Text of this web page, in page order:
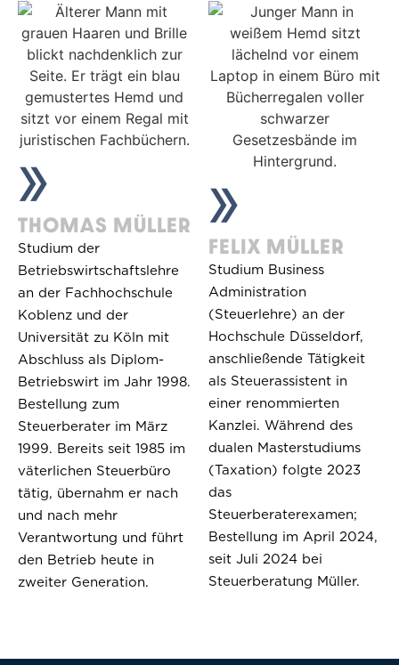
»
THOMAS MÜLLER
Studium der
Betriebswirtschaftslehre
an der Fachhochschule
Koblenz und der
Universität zu Köln mit
Abschluss als Diplom-
Betriebswirt im Jahr 1998.
Bestellung zum
Steuerberater im März
1999. Bereits seit 1985 im
väterlichen Steuerbüro
tätig, übernahm er nach
und nach mehr
Verantwortung und führt
den Betrieb heute in
zweiter Generation.
»
FELIX MÜLLER
Studium Business
Administration
(Steuerlehre) an der
Hochschule Düsseldorf,
anschließende Tätigkeit
als Steuerassistent in
einer renommierten
Kanzlei. Während des
dualen Masterstudiums
(Taxation) folgte 2023
das
Steuerberaterexamen;
Bestellung im April 2024,
seit Juli 2024 bei
Steuerberatung Müller.